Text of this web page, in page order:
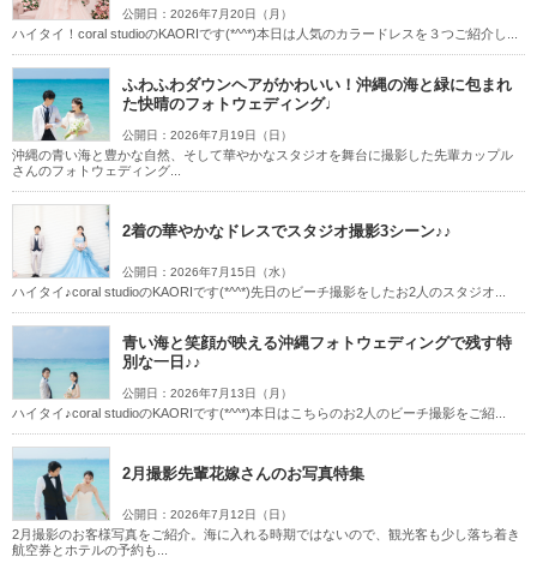
公開日：2026年7月20日（月）
ハイタイ！coral studioのKAORIです(*^^*)本日は人気のカラードレスを３つご紹介し...
ふわふわダウンヘアがかわいい！沖縄の海と緑に包まれ
た快晴のフォトウェディング♩
公開日：2026年7月19日（日）
沖縄の青い海と豊かな自然、そして華やかなスタジオを舞台に撮影した先輩カップル
さんのフォトウェディング...
2着の華やかなドレスでスタジオ撮影3シーン♪♪
公開日：2026年7月15日（水）
ハイタイ♪coral studioのKAORIです(*^^*)先日のビーチ撮影をしたお2人のスタジオ...
青い海と笑顔が映える沖縄フォトウェディングで残す特
別な一日♪♪
公開日：2026年7月13日（月）
ハイタイ♪coral studioのKAORIです(*^^*)本日はこちらのお2人のビーチ撮影をご紹...
2月撮影先輩花嫁さんのお写真特集
公開日：2026年7月12日（日）
2月撮影のお客様写真をご紹介。海に入れる時期ではないので、観光客も少し落ち着き
航空券とホテルの予約も...